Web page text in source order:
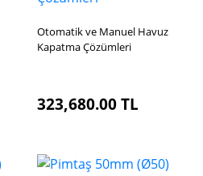
Otomatik ve Manuel Havuz
Kapatma Çözümleri
323,680.00TL